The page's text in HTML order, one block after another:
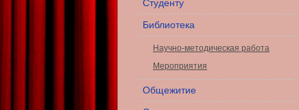
Студенту
Библиотека
Научно-методическая работа
Мероприятия
Общежитие